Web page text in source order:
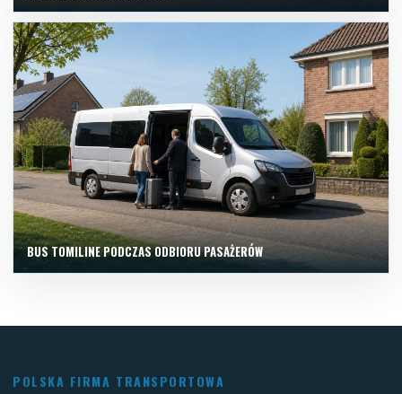
BUS TOMILINE PODCZAS ODBIORU PASAŻERÓW
POLSKA FIRMA TRANSPORTOWA